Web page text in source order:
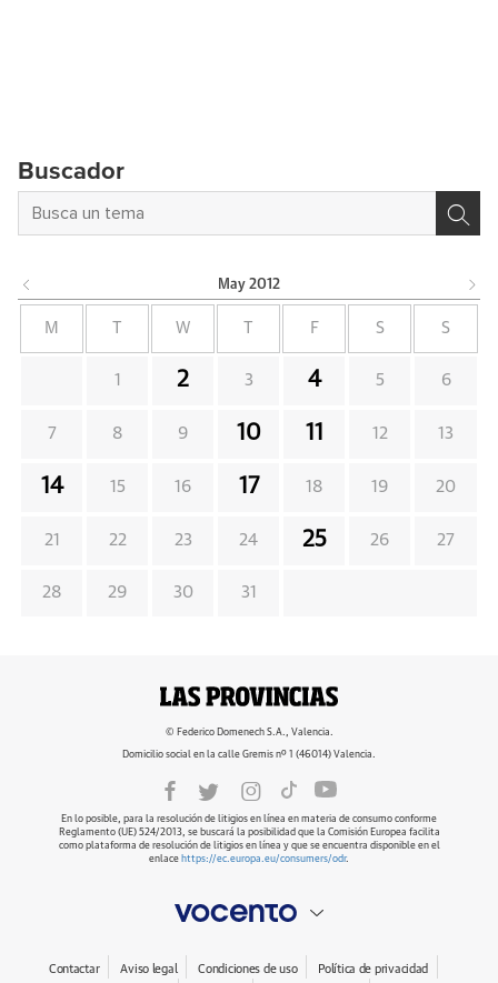
Buscador
May 2012
M W F S S
1 2 3 4 5 6
7 8 9 10 11 12 13
14 15 16 17 18 19 20
21 22 23 24 25 26 27
28 29 30 31
© Federico Domenech S.A., Valencia.
Domicilio social en la calle Gremis nº 1 (46014) Valencia.
En lo posible, para la resolución de litigios en línea en materia de consumo conforme
Reglamento (UE) 524/2013, se buscará la posibilidad que la Comisión Europea facilita
como plataforma de resolución de litigios en línea y que se encuentra disponible en el
enlace https://ec.europa.eu/consumers/odr.
Contactar Aviso legal Condiciones de uso Política de privacidad